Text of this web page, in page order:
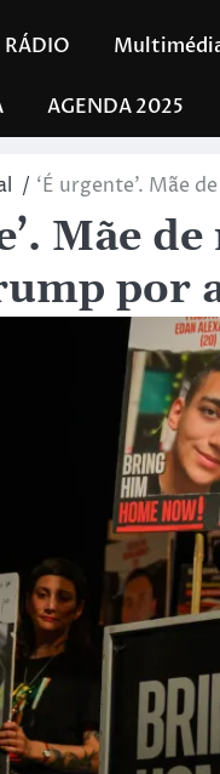
RÁDIO
AGENDA 2025
‘É urgente’. Mãe
Mãe
por